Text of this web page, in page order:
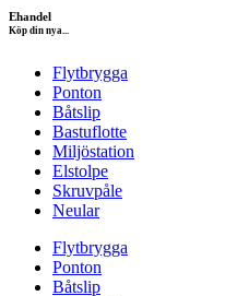
Ehandel
Köp din nya...
Flytbrygga
Ponton
Båtslip
Bastuflotte
Miljöstation
Elstolpe
Skruvpåle
Neular
Flytbrygga
Ponton
Båtslip